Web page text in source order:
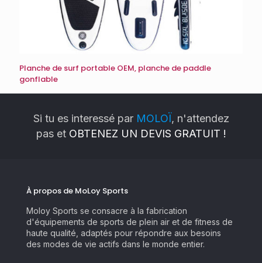
Planche de surf portable OEM, planche de paddle
gonflable
Si tu es interessé par MOLOÏ, n'attendez
pas et OBTENEZ UN DEVIS GRATUIT !
À propos de MoLoy Sports
Moloy Sports se consacre à la fabrication
d'équipements de sports de plein air et de fitness de
haute qualité, adaptés pour répondre aux besoins
des modes de vie actifs dans le monde entier.